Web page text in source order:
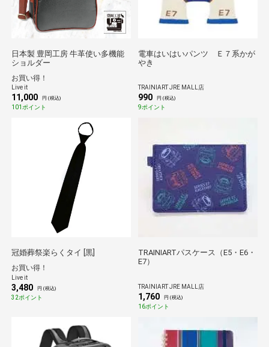
日本製 豊岡工房 牛革使い多機能
ショルダー
お買い得！
Live it
11,000 円 (税込)
101ポイント
電車はいはいパンツ Ｅ７系かが
やき
TRAINIART JRE MALL店
990 円 (税込)
9ポイント
冠婚葬祭楽らくタイ [黒]
お買い得！
Live it
3,480 円 (税込)
32ポイント
TRAINIARTパスケース（E5・E6・
E7）
TRAINIART JRE MALL店
1,760 円 (税込)
16ポイント